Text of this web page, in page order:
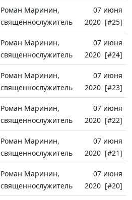
Роман Маринин,
священнослужитель
07 июня
2020 [#25]
Роман Маринин,
священнослужитель
07 июня
2020 [#24]
Роман Маринин,
священнослужитель
07 июня
2020 [#23]
Роман Маринин,
священнослужитель
07 июня
2020 [#22]
Роман Маринин,
священнослужитель
07 июня
2020 [#21]
Роман Маринин,
священнослужитель
07 июня
2020 [#20]